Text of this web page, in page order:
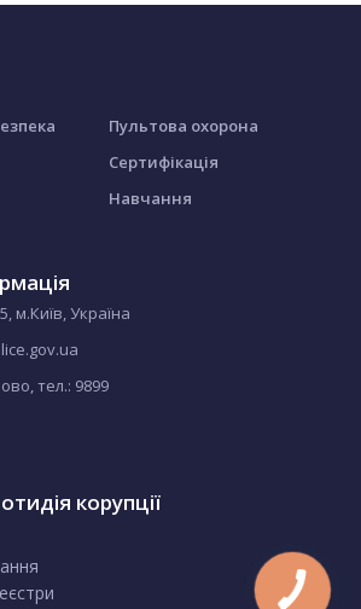
Пультова охорона
Сертифікація
Навчання
м.Київ, Україна
тел.: 9899
корупції